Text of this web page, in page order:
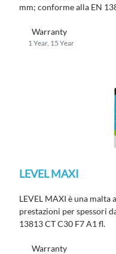
mm; conforme alla EN
Warranty
1 Year, 15 Year
LEVEL MAXI
LEVEL MAXI è una
prestazioni per spessori
13813 CT C30 F7 A1 fl.
Warranty